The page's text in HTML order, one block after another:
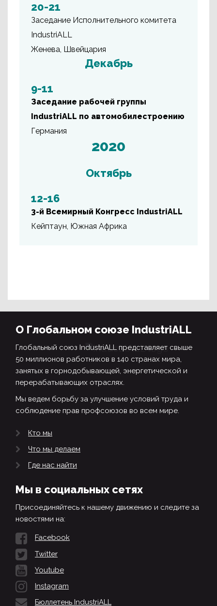
20-21
Заседание Исполнительного комитета
IndustriALL
Женева, Швейцария
Декабрь
9-11
Заседание рабочей группы
IndustriALL по автомобилестроению
Германия
2020
Октябрь
12-16
3-й Всемирный Конгресс IndustriALL
Кейптаун, Южная Африка
О Глобальном союзе IndustriALL
Глобальный союз IndustriALL представляет свыше
50 миллионов работников в 140 странах мира,
занятых в горнодобывающей, энергетической и
перерабатывающих отраслях.
Мы ведем борьбу за улучшение условий труда и
соблюдение прав профсоюзов во всем мире.
Кто мы
Что мы делаем
Где нас найти
Мы в социальных сетях
Присоединяйтесь к нашему движению и следите за
новостями на:
Facebook
Twitter
Youtube
Instagram
Бюллетень IndustriALL